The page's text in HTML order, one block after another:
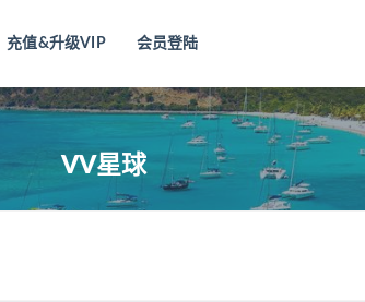
充值&升级VIP 会员登陆
VV星球